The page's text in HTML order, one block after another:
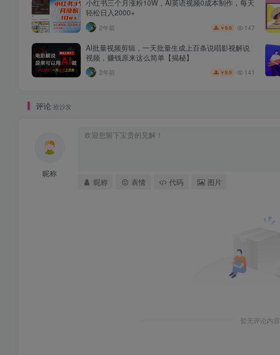
小红书三个月涨粉10W，AI英语视频0成本制作，每天
轻松日入2000+
2年前 ￥9.9 147
AI批量视频剪辑，一天批量生成上百条说唱影视解说
视频，赚钱原来这么简单【揭秘】
2年前 ￥9.9 141
评论 抢沙发
昵称
昵称 表情 代码 图片
暂无评论内容